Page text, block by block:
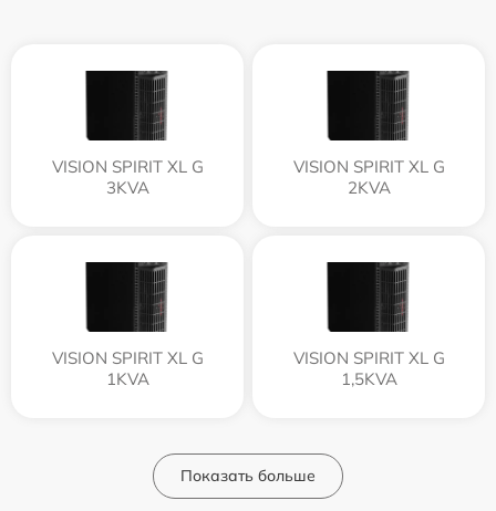
VISION SPIRIT XL G
3KVA
VISION SPIRIT XL G
2KVA
VISION SPIRIT XL G
1KVA
VISION SPIRIT XL G
1,5KVA
Показать больше